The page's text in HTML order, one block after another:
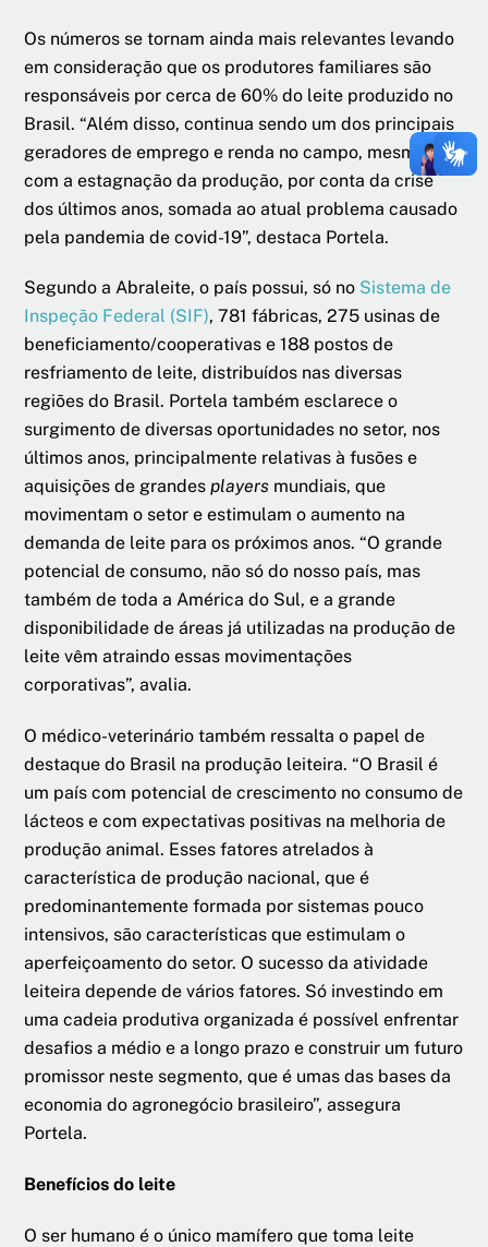
Os números se tornam ainda mais relevantes levando
em consideração que os produtores familiares são
responsáveis por cerca de 60% do leite produzido no
Brasil. “Além disso, continua sendo um dos principais
geradores de emprego e renda no campo, mesmo
com a estagnação da produção, por conta da crise
dos últimos anos, somada ao atual problema causado
pela pandemia de covid-19”, destaca Portela.
Segundo a Abraleite, o país possui, só no Sistema de
Inspeção Federal (SIF), 781 fábricas, 275 usinas de
beneficiamento/cooperativas e 188 postos de
resfriamento de leite, distribuídos nas diversas
regiões do Brasil. Portela também esclarece o
surgimento de diversas oportunidades no setor, nos
últimos anos, principalmente relativas à fusões e
aquisições de grandesplayers mundiais, que
movimentam o setor e estimulam o aumento na
demanda de leite para os próximos anos. “O grande
potencial de consumo, não só do nosso país, mas
também de toda a América do Sul, e a grande
disponibilidade de áreas já utilizadas na produção de
leite vêm atraindo essas movimentações
corporativas”, avalia.
O médico-veterinário também ressalta o papel de
destaque do Brasil na produção leiteira. “O Brasil é
um país com potencial de crescimento no consumo de
lácteos e com expectativas positivas na melhoria de
produção animal. Esses fatores atrelados à
característica de produção nacional, que é
predominantemente formada por sistemas pouco
intensivos, são características que estimulam o
aperfeiçoamento do setor. O sucesso da atividade
leiteira depende de vários fatores. Só investindo em
uma cadeia produtiva organizada é possível enfrentar
desafios a médio e a longo prazo e construir um futuro
promissor neste segmento, que é umas das bases da
economia do agronegócio brasileiro”, assegura
Portela.
Benefícios do leite
O ser humano é o único mamífero que toma leite